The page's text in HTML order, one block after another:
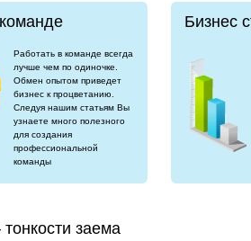
Работать в команде всегда
лучше чем по одиночке.
Обмен опытом приведет
бизнес к процветанию.
Следуя нашим статьям Вы
узнаете много полезного
для создания
профессиональной
команды
Бизнес
заема